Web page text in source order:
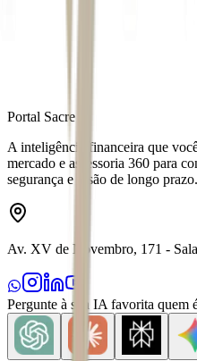
Portal Sacre
A inteligência financeira que
mercado e assessoria 360 para
segurança e visão de longo prazo.
Av. XV de Novembro, 171 -
Pergunte à sua IA favorita quem